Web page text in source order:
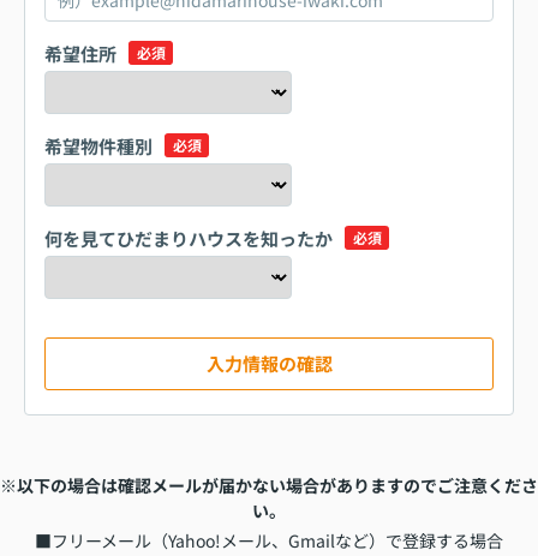
希望住所 必須
希望物件種別 必須
何を見てひだまりハウスを知ったか 必須
入力情報の確認
※以下の場合は確認メールが届かない場合がありますのでご注意くださ
い。
■フリーメール（Yahoo!メール、Gmailなど）で登録する場合